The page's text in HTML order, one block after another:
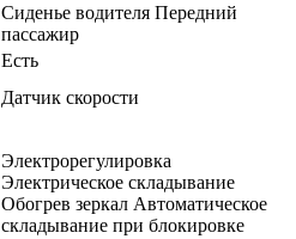
Сиденье водителя Передний
пассажир
Есть
Датчик скорости
Электрорегулировка
Электрическое складывание
Обогрев зеркал Автоматическое
складывание при блокировке